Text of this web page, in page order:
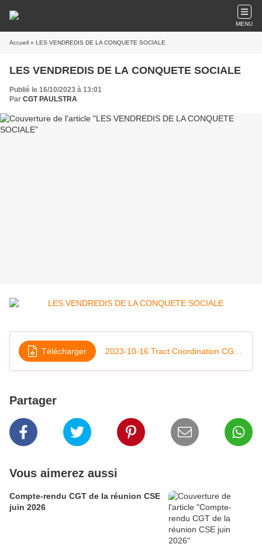
MENU
Accueil » LES VENDREDIS DE LA CONQUETE SOCIALE
LES VENDREDIS DE LA CONQUETE SOCIALE
Publié le 16/10/2023 à 13:01
Par CGT PAULSTRA
Télécharger
Partager
Vous aimerez aussi
Compte-rendu CGT de la réunion CSE
juin 2026